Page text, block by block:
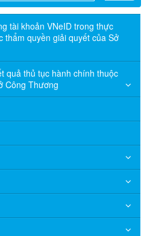
tài khoản VNeID trong thực
thẩm quyền giải quyết của Sở
quả thủ tục hành chính thuộc
Công Thương